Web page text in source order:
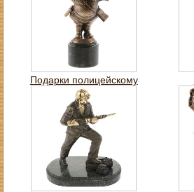
Подарки полицейскому